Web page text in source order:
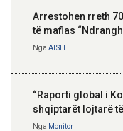
Arrestohen rreth
të mafias
Nga ATSH
“Raporti global i
shqiptarët lojtarë
Nga Monitor